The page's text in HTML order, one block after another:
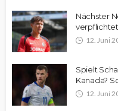
Nächster
12. Juni
Spielt
Kanada?
12. Juni